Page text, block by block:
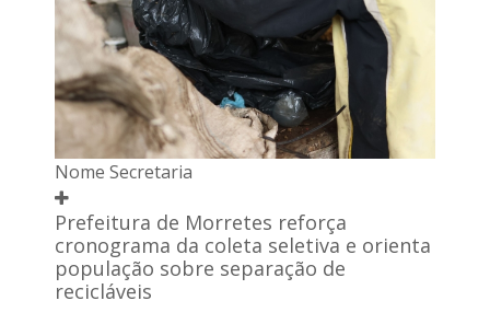
Nome Secretaria
Prefeitura de Morretes reforça
cronograma da coleta seletiva e orienta
população sobre separação de
recicláveis